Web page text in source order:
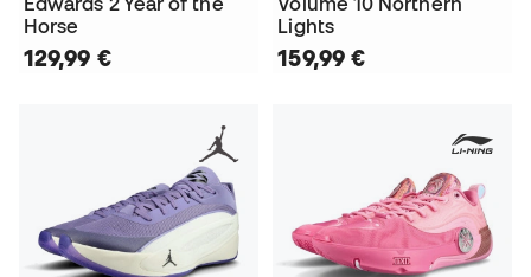
Horse
129,99 €
Lights
159,99 €